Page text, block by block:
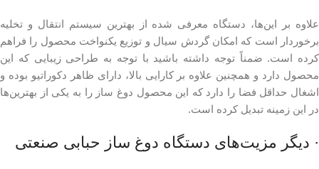
علاوه بر این‌ها، دستگاه معرفی شده از بهترین سیستم انتقال و تخلیه
برخوردار است که امکان گردش سیال و توزیع یکنواخت محصول را فراهم
کرده است. ضمناً توجه داشته باشید با توجه به طراحی زیبایی که این
محصول دارد و همچنین علاوه بر کارایی بالا، دارای ظاهر دکوراتیو بوده و
اشغال حداقل فضا را دارد که این محصول دوغ ساز را به یکی از بهترین‌ها
در این زمینه تبدیل کرده است.
· دیگر مزیت‌های دستگاه دوغ ساز حبابی صنعتی